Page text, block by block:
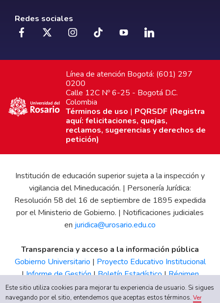
Redes sociales
Línea de atención Bogotá: (601) 297
0200
Calle 12C Nº 6-25 - Bogotá D.C.
Colombia
Términos de uso | PQRSDF (Registra
aquí: felicitaciones, quejas,
reclamos, sugerencias y derechos de
petición)
Institución de educación superior sujeta a la inspección y
vigilancia del Mineducación. | Personería Jurídica:
Resolución 58 del 16 de septiembre de 1895 expedida
por el Ministerio de Gobierno. | Notificaciones judiciales
en juridica@urosario.edu.co
Transparencia y acceso a la información pública
Gobierno Universitario | Proyecto Educativo Institucional
|Informe de Gestión|Boletín Estadístico|Régimen
Tributario|Estados Financieros |Código de Ética| Canal
de Integridad UR
Este sitio utiliza cookies para mejorar tu experiencia de usuario. Si sigues
navegando por el sitio, entendemos que aceptas estos términos.Ver